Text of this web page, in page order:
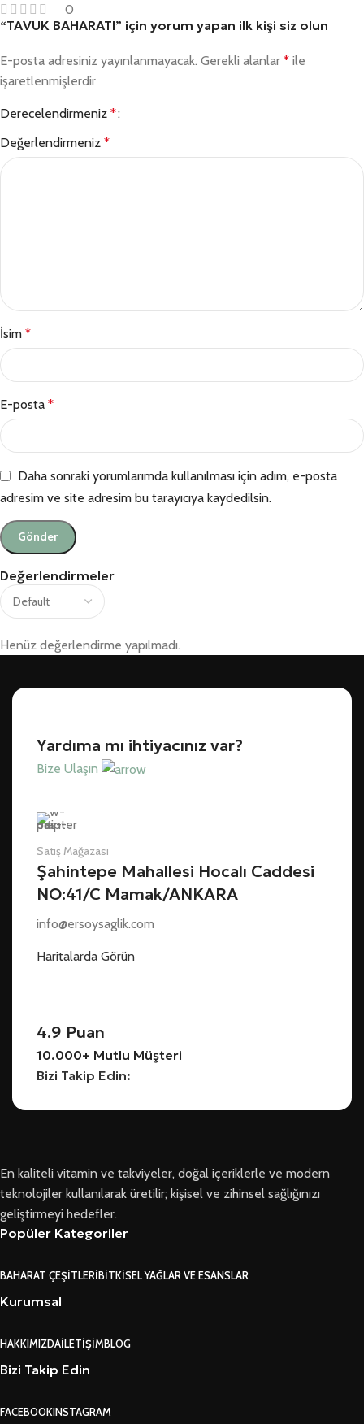
0
Değerlendirmeler
Henüz değerlendirme yapılmadı.
“TAVUK BAHARATI” için yorum yapan ilk kişi siz olun
E-posta adresiniz yayınlanmayacak. Gerekli alanlar * ile
işaretlenmişlerdir
Derecelendirmeniz *
Değerlendirmeniz *
İsim *
E-posta *
Daha sonraki yorumlarımda kullanılması için adım, e-posta
adresim ve site adresim bu tarayıcıya kaydedilsin.
Yardıma mı ihtiyacınız var?
Bize Ulaşın
Satış Mağazası
Şahintepe Mahallesi Hocalı Caddesi
NO:41/C Mamak/ANKARA
info@ersoysaglik.com
Haritalarda Görün
4.9 Puan
10.000+ Mutlu Müşteri
Bizi Takip Edin:
En kaliteli vitamin ve takviyeler, doğal içeriklerle ve modern
teknolojiler kullanılarak üretilir; kişisel ve zihinsel sağlığınızı
geliştirmeyi hedefler.
Popüler Kategoriler
BAHARAT ÇEŞITLERIBITKISEL YAĞLAR VE ESANSLAR
Kurumsal
HAKKIMIZDAİLETIŞIMBLOG
Bizi Takip Edin
FACEBOOKINSTAGRAM